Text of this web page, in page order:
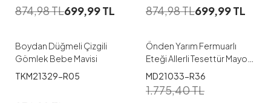
874,98TL699,99TL 874,98TL699,99TL
38 40 42 44
Boydan Düğmeli Çizgili
Gömlek Bebe Mavisi
TKM21329-R05
38 40 42 44
Önden Yarım Fermuarlı
Eteği Allerli Tesettür Mayo
Leopar
MD21033-R36
1.775,40TL